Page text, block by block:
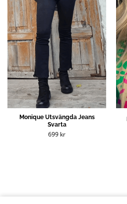
Monique Utsvängda Jeans
Svarta
699 kr